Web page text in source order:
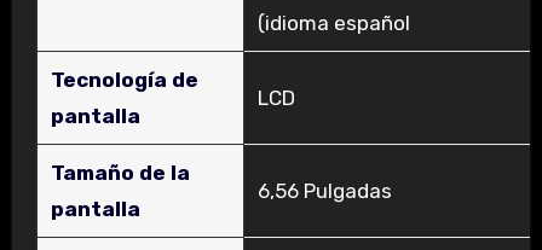
(idioma español
Tecnología de
pantalla
‎LCD
Tamaño de la
pantalla
‎6,56 Pulgadas